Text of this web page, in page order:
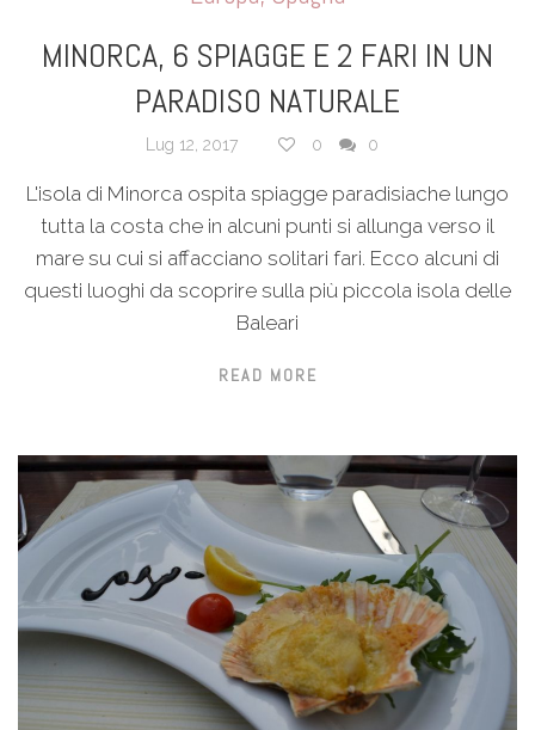
MINORCA, 6 SPIAGGE E 2 FARI IN UN
PARADISO NATURALE
Lug 12, 2017 0 0
L'isola di Minorca ospita spiagge paradisiache lungo
tutta la costa che in alcuni punti si allunga verso il
mare su cui si affacciano solitari fari. Ecco alcuni di
questi luoghi da scoprire sulla più piccola isola delle
Baleari
READ MORE